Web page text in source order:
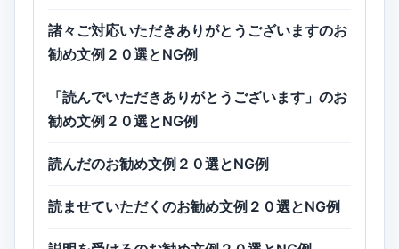
諸々ご対応いただきありがとうございますのお
勧め文例２０選とNG例
「読んでいただきありがとうございます」のお
勧め文例２０選とNG例
読んだのお勧め文例２０選とNG例
読ませていただくのお勧め文例２０選とNG例